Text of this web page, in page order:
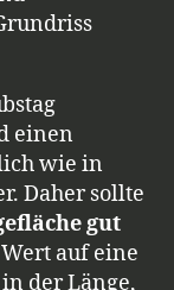
einen
wie in
Daher sollte
gut
auf eine
der Länge,